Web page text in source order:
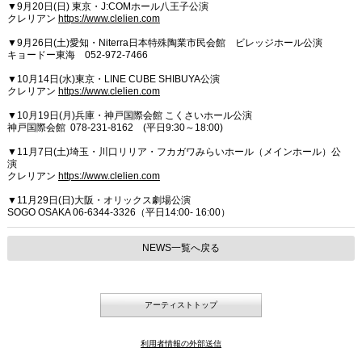
▼9月20日(日) 東京・J:COMホール八王子公演
クレリアン https://www.clelien.com
▼9月26日(土)愛知・Niterra日本特殊陶業市民会館 ビレッジホール公演
キョードー東海 052-972-7466
▼10月14日(水)東京・LINE CUBE SHIBUYA公演
クレリアン https://www.clelien.com
▼10月19日(月)兵庫・神戸国際会館 こくさいホール公演
神戸国際会館 078-231-8162 (平日9:30～18:00)
▼11月7日(土)埼玉・川口リリア・フカガワみらいホール（メインホール）公
演
クレリアン https://www.clelien.com
▼11月29日(日)大阪・オリックス劇場公演
SOGO OSAKA 06-6344-3326（平日14:00- 16:00）
NEWS一覧へ戻る
アーティストトップ
利用者情報の外部送信